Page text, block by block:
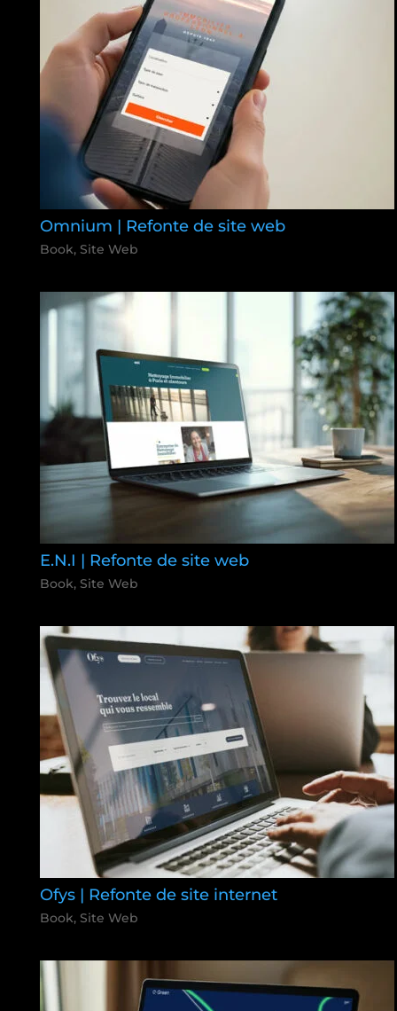
Omnium | Refonte de site web
Book, Site Web
E.N.I | Refonte de site web
Book, Site Web
Ofys | Refonte de site internet
Book, Site Web